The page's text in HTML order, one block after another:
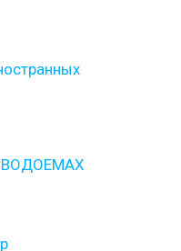
ВОДОЕМАХ